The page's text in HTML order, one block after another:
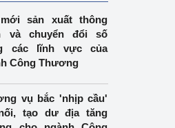
sản xuất thông
và chuyển đổi số
các lĩnh vực của
Công Thương
vụ bắc 'nhịp cầu'
tạo dư địa tăng